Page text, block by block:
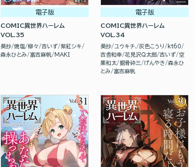
電子版
COMIC異世界ハーレム
VOL.35
葵抄 焼塩 柳々 吉いず 紫紅シキ
森永ひとみ
富吉麻帆 MAKI
電子版
COMIC異世界ハーレム
VOL.34
葵抄 ユウキチ. 灰色こうり
kt60
吉舎和幸 花見沢Q太郎 吉いず
空
栗和太 掘骨砕三 げんやき
森永ひ
とみ
富吉麻帆